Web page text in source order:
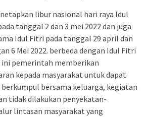
libur nasional hari raya Idul
tanggal 2 dan 3 mei 2022 dan juga
Idul Fitri pada tanggal 29 april dan
6 Mei 2022. berbeda dengan Idul Fitri
pemerintah memberikan
kepada masyarakat untuk dapat
bersama keluarga, kegiatan
tidak dilakukan penyekatan-
lintasan masyarakat yang